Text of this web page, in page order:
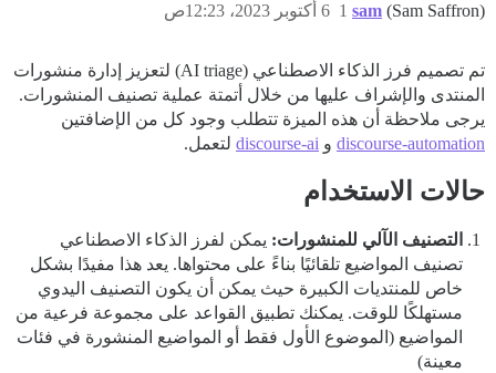
sam (Sam Saffron) 6 أكتوبر 2023، 12:23ص 1
تم تصميم فرز الذكاء الاصطناعي (AI triage) لتعزيز إدارة منشورات
المنتدى والإشراف عليها من خلال أتمتة عملية تصنيف المنشورات.
يرجى ملاحظة أن هذه الميزة تتطلب وجود كل من الإضافتين
discourse-automation و discourse-ai لتعمل.
حالات الاستخدام
التصنيف الآلي للمنشورات: يمكن لفرز الذكاء الاصطناعي
تصنيف المواضيع تلقائيًا بناءً على محتواها. يعد هذا مفيدًا بشكل
خاص للمنتديات الكبيرة حيث يمكن أن يكون التصنيف اليدوي
مستهلكًا للوقت. يمكنك تطبيق القواعد على مجموعة فرعية من
المواضيع (الموضوع الأول فقط أو المواضيع المنشورة في فئات
معينة)